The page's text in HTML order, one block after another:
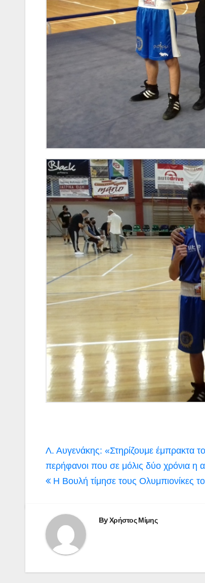
Πλοήγηση
άρθρων
Λ. Αυγενάκης: «Στηρίζουμε έμπρακτα
περήφανοι που σε μόλις δύο χρόνια η
Η Βουλή τίμησε τους Ολυμπιονίκες
ByΧρήστος Μίμης